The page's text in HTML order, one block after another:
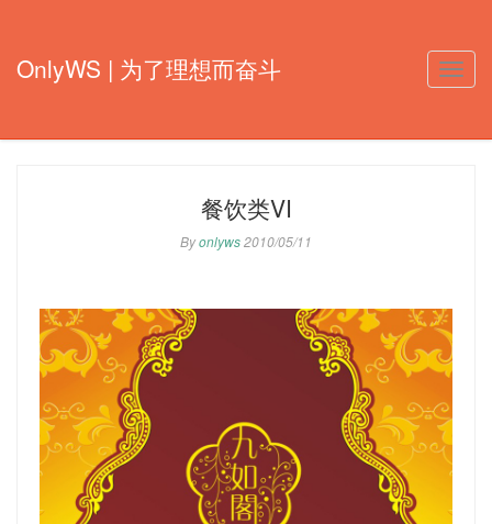
Toggle
OnlyWS | 为了理想而奋斗
餐饮类VI
Byonlyws2010/05/11